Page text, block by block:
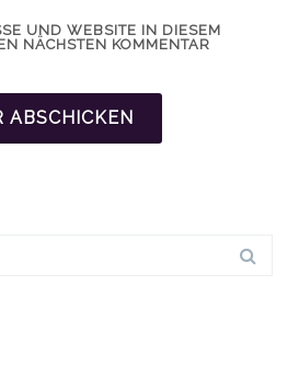
UND WEBSITE IN DIESEM
NÄCHSTEN KOMMENTAR